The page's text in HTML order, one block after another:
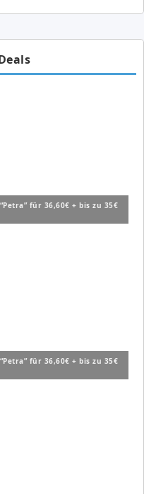
für 36,60€ + bis zu 35€
für 36,60€ + bis zu 35€